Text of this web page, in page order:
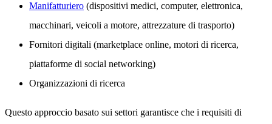
Manifatturiero (dispositivi medici, computer, elettronica,
macchinari, veicoli a motore, attrezzature di trasporto)
Fornitori digitali (marketplace online, motori di ricerca,
piattaforme di social networking)
Organizzazioni di ricerca
Questo approccio basato sui settori garantisce che i requisiti di